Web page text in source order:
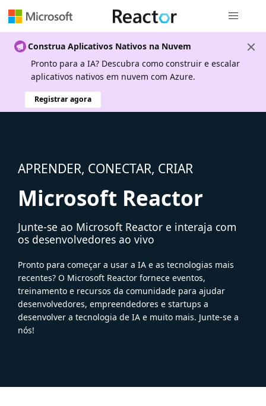
Construa Aplicativos Nativos na Nuvem
Pronto para a IA? Descubra como construir e escalar
aplicativos nativos em nuvem com Azure.
Registrar agora
APRENDER, CONECTAR, CRIAR
Microsoft Reactor
Junte-se ao Microsoft Reactor e interaja com
os desenvolvedores ao vivo
Pronto para começar a usar a IA e as tecnologias mais
recentes? O Microsoft Reactor fornece eventos,
treinamento e recursos da comunidade para ajudar
desenvolvedores, empreendedores e startups a
desenvolver a tecnologia de IA e muito mais. Junte-se a
nós!